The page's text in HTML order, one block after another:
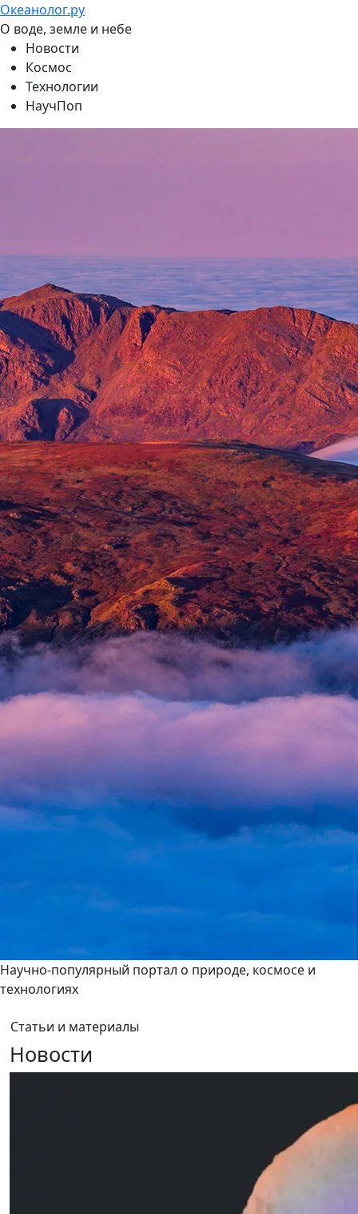
Океанолог.ру
О воде, земле и небе
Новости
Космос
Технологии
НаучПоп
Научно-популярный портал о природе, космосе и
технологиях
Статьи и материалы
Новости